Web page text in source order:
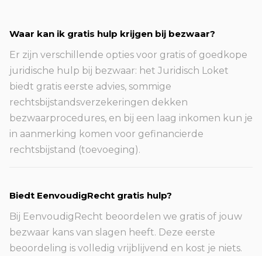
Waar kan ik gratis hulp krijgen bij bezwaar?
Er zijn verschillende opties voor gratis of goedkope
juridische hulp bij bezwaar: het Juridisch Loket
biedt gratis eerste advies, sommige
rechtsbijstandsverzekeringen dekken
bezwaarprocedures, en bij een laag inkomen kun je
in aanmerking komen voor gefinancierde
rechtsbijstand (toevoeging).
Biedt EenvoudigRecht gratis hulp?
Bij EenvoudigRecht beoordelen we gratis of jouw
bezwaar kans van slagen heeft. Deze eerste
beoordeling is volledig vrijblijvend en kost je niets.